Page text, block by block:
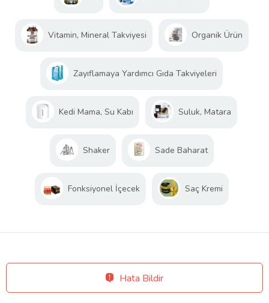
Vitamin, Mineral Takviyesi Organik Ürün
Zayıflamaya Yardımcı Gıda Takviyeleri
Kedi Mama, Su Kabı Suluk, Matara
Shaker Sade Baharat
Fonksiyonel İçecek Saç Kremi
Hata Bildir